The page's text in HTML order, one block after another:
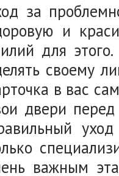
за
и
для
своему
в вас
двери
уход
важным